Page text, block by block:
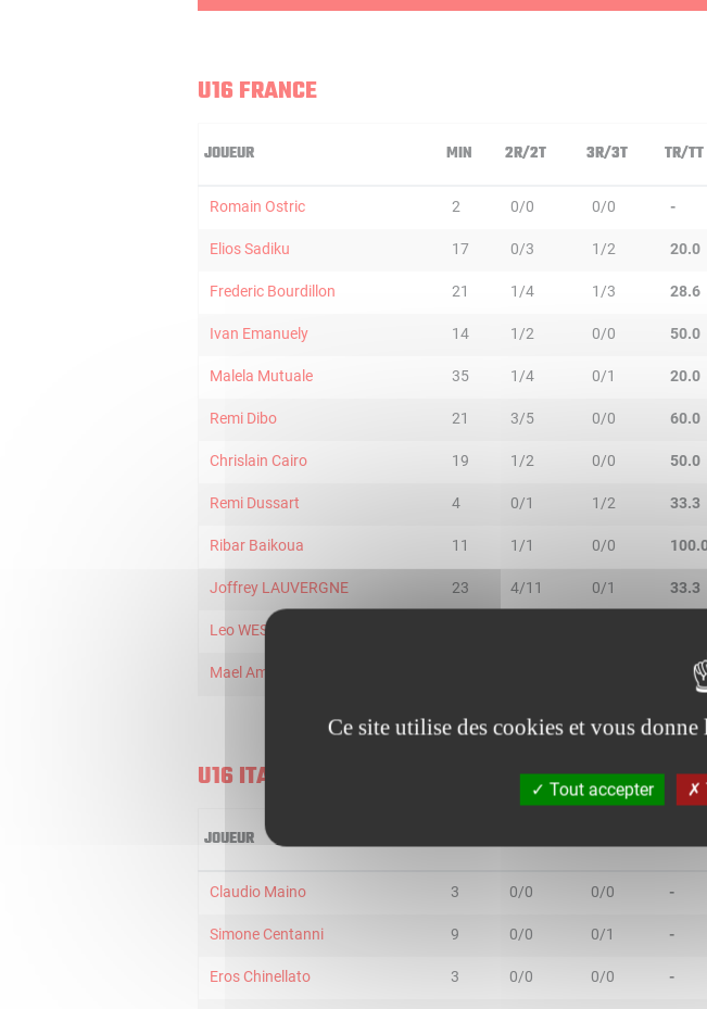
U16 FRANCE
JOUEUR MIN 2R/2T 3R/3T TR/TT
Romain Ostric 2 0/0 0/0 -
Elios Sadiku 17 0/3 1/2 20.0
Frederic Bourdillon 21 1/4 1/3 28.6
Ivan Emanuely 14 1/2 0/0 50.0
Malela Mutuale 35 1/4 0/1 20.0
Remi Dibo 21 3/5 0/0 60.0
Chrislain Cairo 19 1/2 0/0 50.0
Remi Dussart 4 0/1 1/2 33.3
Ribar Baikoua 11 1/1 0/0
Joffrey LAUVERGNE 23 4/11 0/1 33.3
Leo WESTERMANN
Mael Amenyedzi
U16 ITALY
JOUEUR
Claudio Maino 3 0/0 0/0 -
Simone Centanni 9 0/0 0/1 -
Eros Chinellato 3 0/0 0/0 -
Ce site utilise des cookies et vous
Tout accepter